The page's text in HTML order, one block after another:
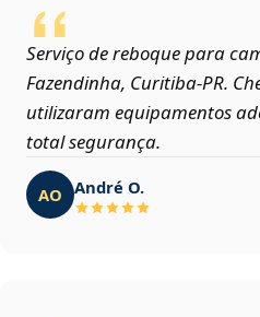
Serviço de reboque para
Fazendinha, Curitiba‑PR.
utilizaram equipamentos
total segurança.
AO André O.